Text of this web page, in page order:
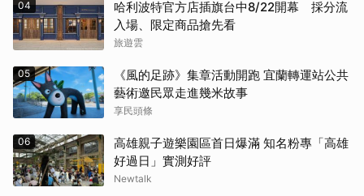
04
哈利波特官方店插旗台中8/22開幕 採分流
入場、限定商品搶先看
旅遊雲
05
《風的足跡》集章活動開跑 宜蘭轉運站公共
藝術邀民眾走進幾米故事
享民頭條
06
高雄親子遊樂園區首日爆滿 知名粉專「高雄
好過日」實測好評
Newtalk